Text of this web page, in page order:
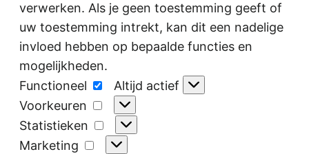
verwerken. Als je geen toestemming geeft of
uw toestemming intrekt, kan dit een nadelige
invloed hebben op bepaalde functies en
mogelijkheden.
Functioneel
Functioneel
Altijd actief
Voorkeuren
Voorkeuren
Statistieken
Statistieken
Marketing
Marketing